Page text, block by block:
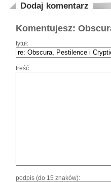
Dodaj komentarz
Komentujesz:
tytuł:
treść:
podpis (do 15 znaków):